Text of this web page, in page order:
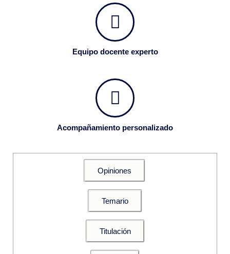
Equipo docente experto
Acompañamiento personalizado
Opiniones
Temario
Titulación